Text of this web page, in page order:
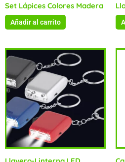
Set Lápices Colores Madera
Añadir al carrito